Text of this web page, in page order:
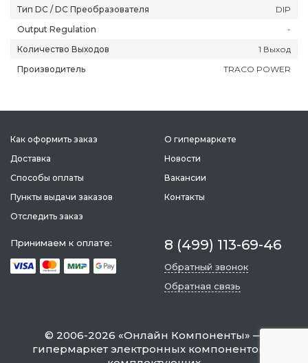
Тип DC / DC Преобразователя
DIP
Output Regulation
-
Количество Выходов
1 Выход
Производитель
TRACO POWER
Как оформить заказ
Доставка
Способы оплаты
Пункты выдачи заказов
Отследить заказ
О гипермаркете
Новости
Вакансии
Контакты
Принимаем к оплате: 8 (499) 113-69-46
Обратный звонок
Обратная связь
© 2006-2026 «Онлайн Компоненты» —
гипермаркет электронных компонентов и
Нарьян-Мар
Саратов